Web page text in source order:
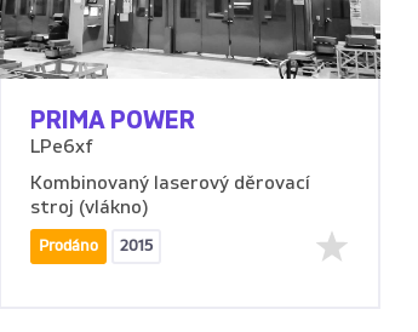
PRIMA POWER
LPe6xf
Kombinovaný laserový děrovací
stroj (vlákno)
Prodáno 2015